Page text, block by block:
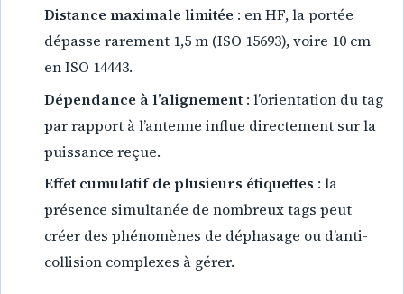
Distance maximale limitée : en HF, la portée
dépasse rarement 1,5 m (ISO 15693), voire 10 cm
en ISO 14443.
Dépendance à l’alignement : l’orientation du tag
par rapport à l’antenne influe directement sur la
puissance reçue.
Effet cumulatif de plusieurs étiquettes : la
présence simultanée de nombreux tags peut
créer des phénomènes de déphasage ou d’anti-
collision complexes à gérer.